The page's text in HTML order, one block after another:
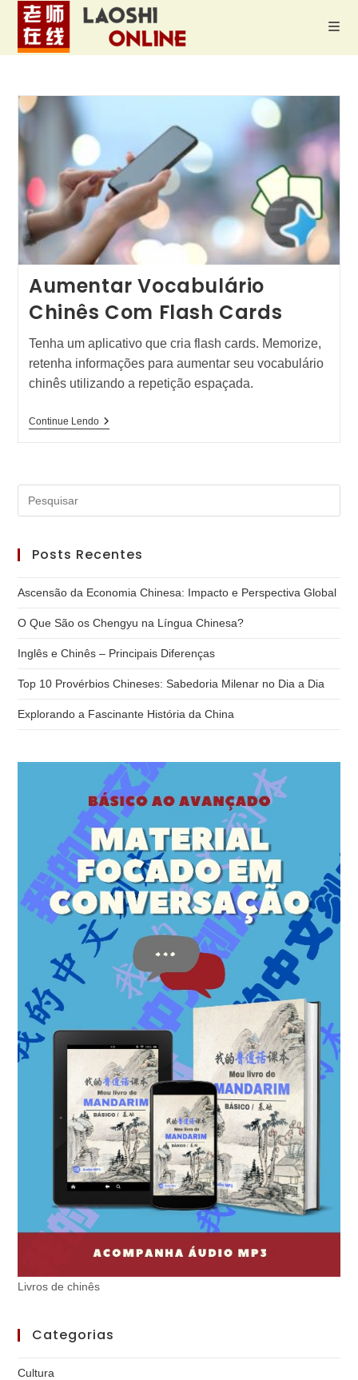
Aumentar Vocabulário
Chinês Com Flash Cards
Tenha um aplicativo que cria flash cards. Memorize,
retenha informações para aumentar seu vocabulário
chinês utilizando a repetição espaçada.
Continue LendoAumentar
Cards
a
Posts Recentes
Ascensão da Economia Chinesa: Impacto e Perspectiva Global
O Que São os Chengyu na Língua Chinesa?
Inglês e Chinês – Principais Diferenças
Top 10 Provérbios Chineses: Sabedoria Milenar no Dia a Dia
Explorando a Fascinante História da China
Livros de chinês
Categorias
Cultura